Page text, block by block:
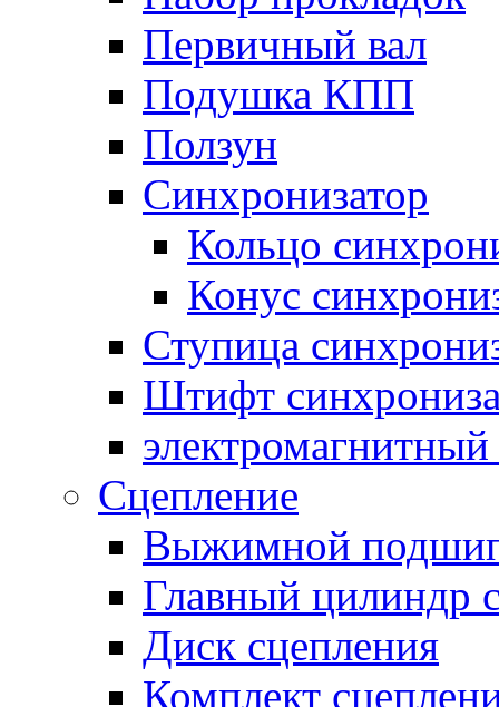
Первичный вал
Подушка КПП
Ползун
Синхронизатор
Кольцо
Конус
Ступица
Штифт
электромагнитный
Сцепление
Выжимной
Главный цилиндр
Диск сцепления
Комплект